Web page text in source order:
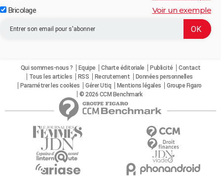
Bricolage Voir un exemple
Qui sommes-nous ? Equipe Charte éditoriale Publicité
Contact
Tous les articles
RSS Recrutement
Données personnelles
Paramétrer les cookies
Gérer Utiq Mentions légales
Groupe Figaro
© 2026 CCM Benchmark